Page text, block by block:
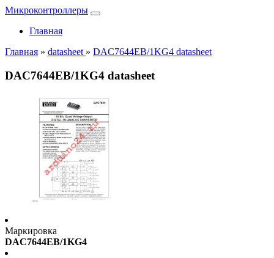
Микроконтроллеры
Главная
Главная » datasheet » DAC7644EB/1KG4 datasheet
DAC7644EB/1KG4 datasheet
Маркировка
DAC7644EB/1KG4